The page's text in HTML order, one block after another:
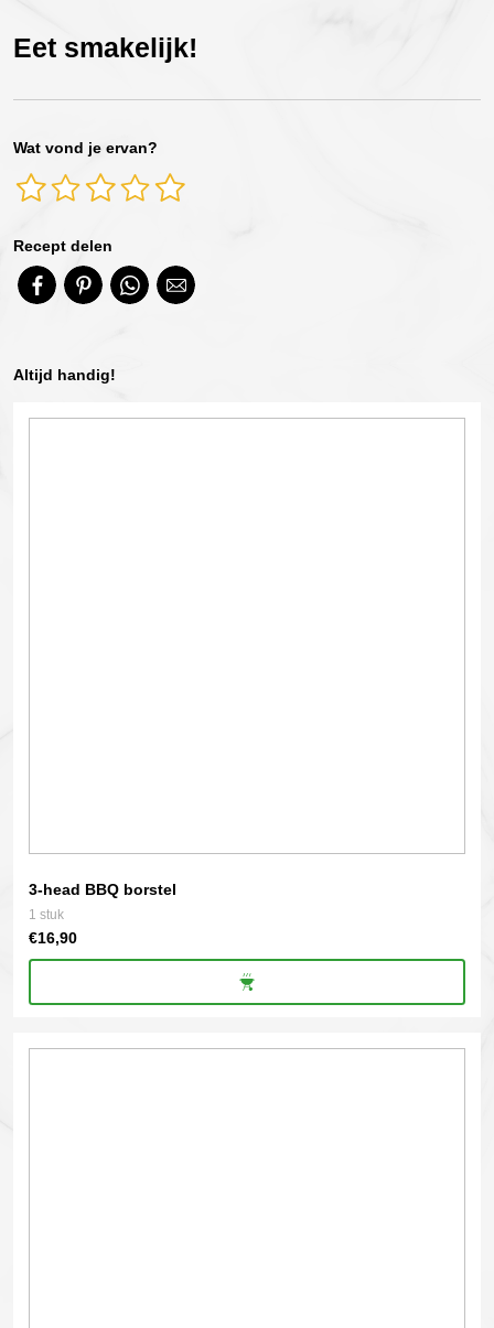
Eet smakelijk!
Wat vond je ervan?
Recept delen
Altijd handig!
3-head BBQ borstel
1 stuk
€16,90